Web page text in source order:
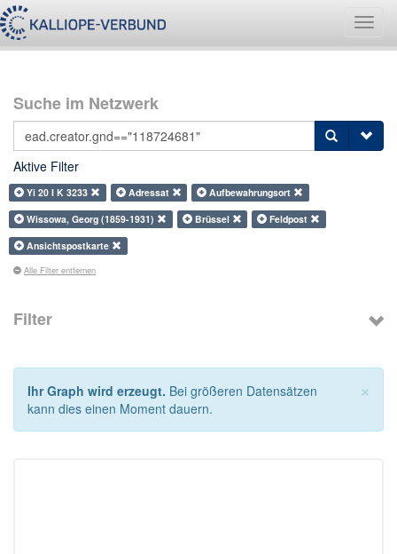
Suche im Netzwerk
Aktive Filter
Yi 20 I K 3233 Adressat
Aufbewahrungsort
Wissowa, Georg (1859-1931)
Brüssel
Feldpost
Ansichtspostkarte
Alle Filter entfernen
Filter
×
Ihr Graph wird erzeugt. Bei größeren Datensätzen
kann dies einen Moment dauern.